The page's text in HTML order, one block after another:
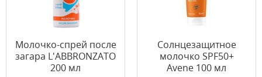
Молочко-спрей после
загара L'ABBRONZATO
200 мл
Солнцезащитное
молочко SPF50+
Avene 100 мл